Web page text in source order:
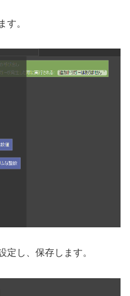
す。
定し、保存します。